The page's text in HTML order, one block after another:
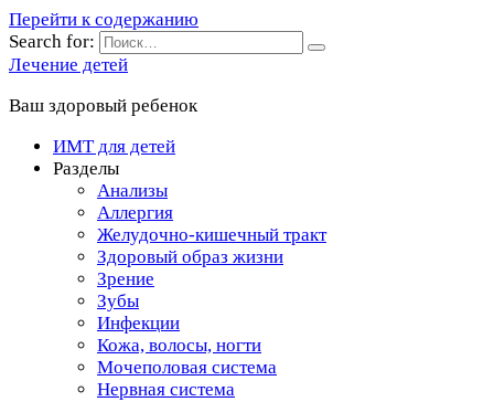
Перейти к содержанию
Search for:
Лечение детей
Ваш здоровый ребенок
ИМТ для детей
Разделы
Анализы
Аллергия
Желудочно-кишечный тракт
Здоровый образ жизни
Зрение
Зубы
Инфекции
Кожа, волосы, ногти
Мочеполовая система
Нервная система